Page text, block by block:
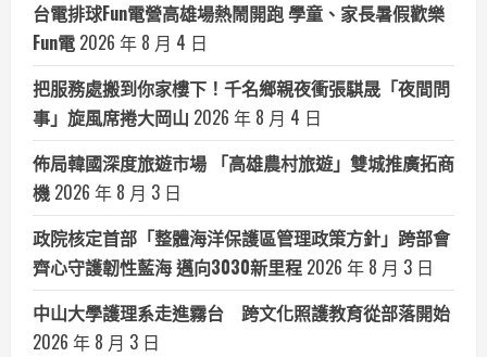
台電排球Fun電營高雄場熱鬧開跑 學童、家長暑假歡樂
Fun電 2026 年 8 月 4 日
把服務處搬到你家樓下！千名鄉親夜衝張騏晟「夜間問
事」旋風席捲大岡山 2026 年 8 月 4 日
佈局韓國深度旅遊市場 「高雄農村旅遊」雙城推廣拓商
機 2026 年 8 月 3 日
政院核定首部「整體海洋保護區管理政策方針」跨部會
齊心守護韌性藍海 邁向3030新里程 2026 年 8 月 3 日
中山大學護理系走進霧台 跨文化照護教育從部落開始
2026 年 8 月 3 日